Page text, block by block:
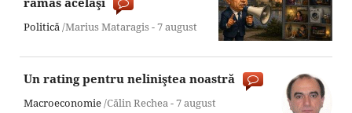
Politică/Marius Mataragis -7 august
Un rating pentru neliniştea noastră
Macroeconomie/Călin Rechea -7 august